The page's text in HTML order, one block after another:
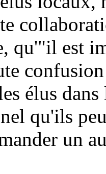
qu'"il est
élus
qu'ils
un